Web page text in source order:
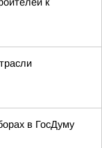
в ГосДуму